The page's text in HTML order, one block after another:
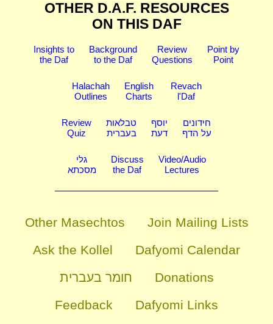
OTHER D.A.F. RESOURCES
ON THIS DAF
Insights to
the Daf
Background
to the Daf
Review
Questions
Point by
Point
Halachah
Outlines
English
Charts
Revach
l'Daf
Review
Quiz
טבלאות
בעברית
יוסף
דעת
חידונים
על הדף
גלי
מסכתא
Discuss
the Daf
Video/Audio
Lectures
Other Masechtos
Join Mailing Lists
Ask the Kollel
Dafyomi Calendar
חומר בעברית
Donations
Feedback
Dafyomi Links